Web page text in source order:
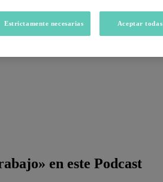
en este Podcast
Estrictamente necesarias Aceptar todas